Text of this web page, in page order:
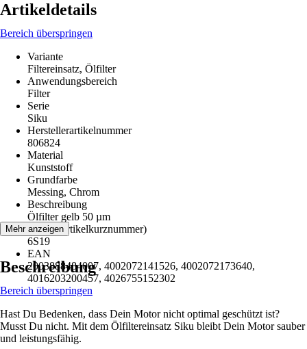
Artikeldetails
Bereich überspringen
Variante
Filtereinsatz, Ölfilter
Anwendungsbereich
Filter
Serie
Siku
Herstellerartikelnummer
806824
Material
Kunststoff
Grundfarbe
Messing, Chrom
Beschreibung
Ölfilter gelb 50 µm
AKN (Artikelkurznummer)
6S19
EAN
2003888484007, 4002072141526, 4002072173640,
4016203200457, 4026755152302
Mehr anzeigen
Beschreibung
Bereich überspringen
Hast Du Bedenken, dass Dein Motor nicht optimal geschützt ist?
Musst Du nicht. Mit dem Ölfiltereinsatz Siku bleibt Dein Motor sauber
und leistungsfähig.